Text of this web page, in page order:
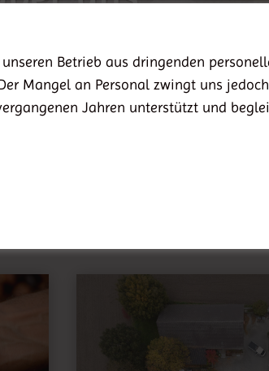
Betrieb aus dringenden
Mangel an Personal zwingt uns
Jahren unterstützt und